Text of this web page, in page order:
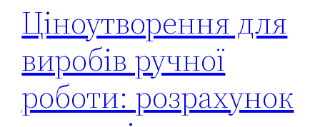
Ціноутворення для
виробів ручної
роботи: розрахунок